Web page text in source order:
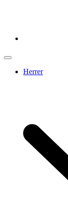
Herrer